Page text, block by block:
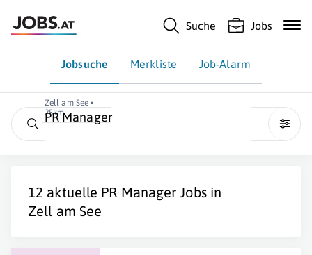
Suche Jobs
Jobsuche Merkliste Job-Alarm
Zell am See •
25km
PR Manager
12 aktuelle PR Manager Jobs in
Zell am See